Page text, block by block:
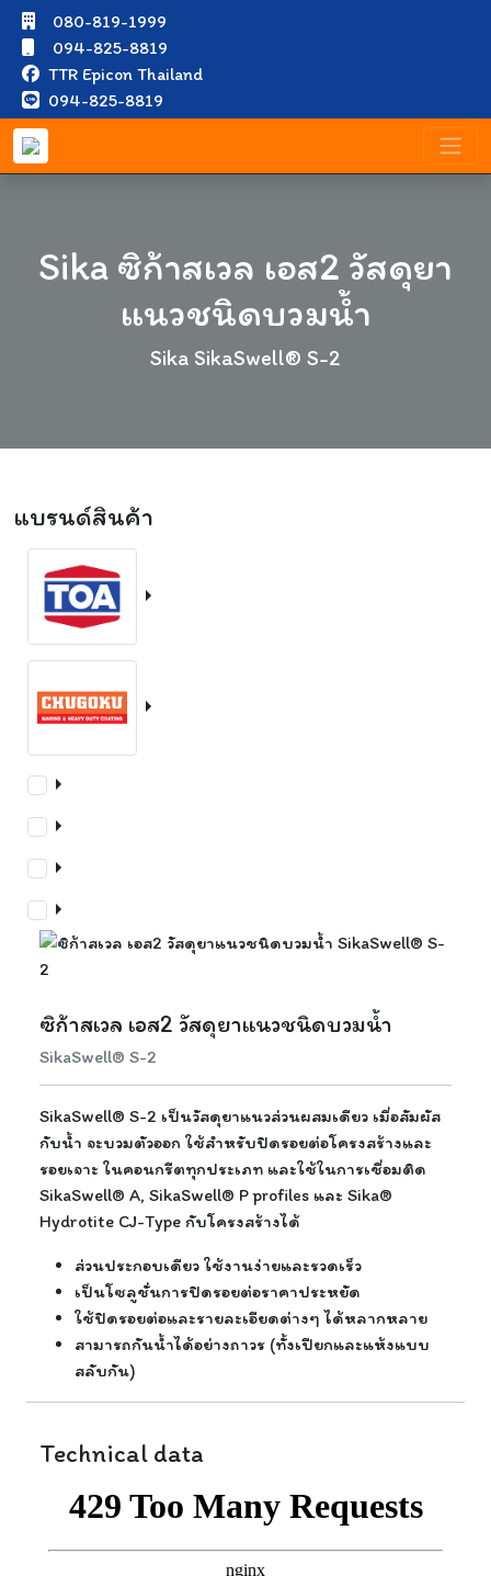
080-819-1999
094-825-8819
TTR Epicon Thailand
094-825-8819
Sika ซิก้าสเวล เอส2 วัสดุยา
แนวชนิดบวมน้ำ
Sika SikaSwell® S-2
แบรนด์สินค้า
ซิก้าสเวล เอส2 วัสดุยาแนวชนิดบวมน้ำ
SikaSwell® S-2
SikaSwell® S-2 เป็นวัสดุยาแนวส่วนผสมเดียว เมื่อสัมผัส
กับน้ำ จะบวมตัวออก ใช้สำหรับปิดรอยต่อโครงสร้างและ
รอยเจาะ ในคอนกรีตทุกประเภท และใช้ในการเชื่อมติด
SikaSwell® A, SikaSwell® P profiles และ Sika®
Hydrotite CJ-Type กับโครงสร้างได้
ส่วนประกอบเดียว ใช้งานง่ายและรวดเร็ว
เป็นโซลูชั่นการปิดรอยต่อราคาประหยัด
ใช้ปิดรอยต่อและรายละเอียดต่างๆ ได้หลากหลาย
สามารถกันน้ำได้อย่างถาวร (ทั้งเปียกและแห้งแบบ
สลับกัน)
Technical data